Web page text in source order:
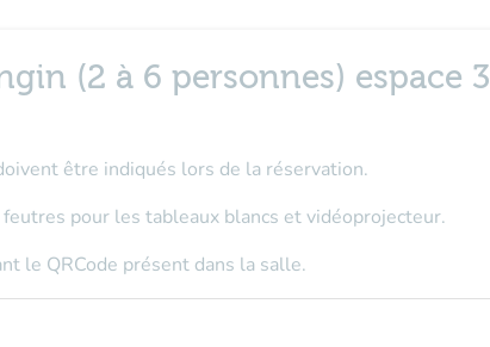
(2 à 6 personnes) espace 3
être indiqués lors de la réservation.
pour les tableaux blancs et vidéoprojecteur.
le QRCode présent dans la salle.